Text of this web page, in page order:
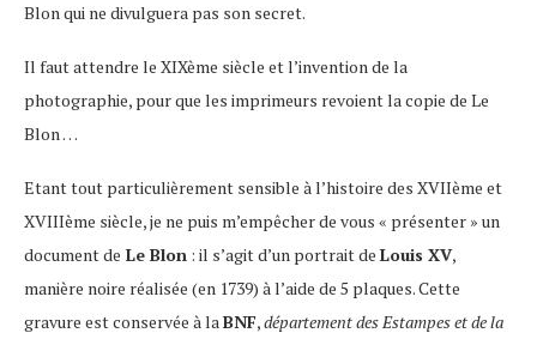
Blon qui ne divulguera pas son secret.
Il faut attendre le XIXème siècle et l’invention de la
photographie, pour que les imprimeurs revoient la copie de Le
Blon …
Etant tout particulièrement sensible à l’histoire des XVIIème et
XVIIIème siècle, je ne puis m’empêcher de vous « présenter » un
document de Le Blon : il s’agit d’un portrait de Louis XV,
manière noire réalisée (en 1739) à l’aide de 5 plaques. Cette
gravure est conservée à laBNF,département des Estampes et de la